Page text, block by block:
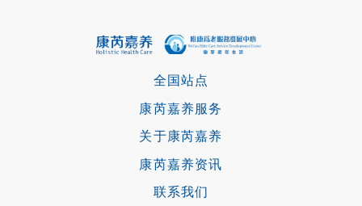
全国站点
康芮嘉养服务
关于康芮嘉养
康芮嘉养资讯
联系我们